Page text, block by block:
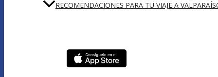
RECOMENDACIONES PARA TU VIAJE A